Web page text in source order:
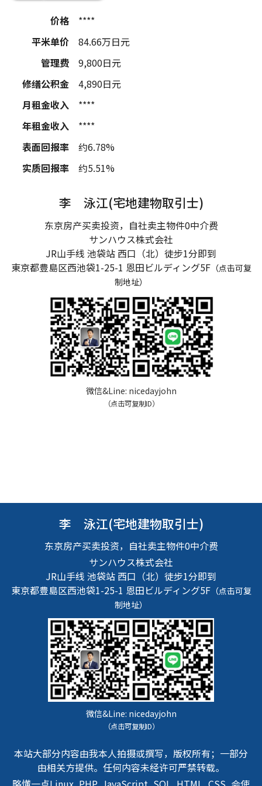
价格
****
平米单价
84.66万日元
管理费
9,800日元
修缮公积金
4,890日元
月租金收入
****
年租金收入
****
表面回报率
约6.78%
实质回报率
约5.51%
李 泳江(宅地建物取引士)
东京房产买卖投资，自社卖主物件0中介费
サンハウス株式会社
JR山手线 池袋站 西口（北）徒步1分即到
東京都豊島区西池袋1-25-1 恩田ビルディング5F（点击可复
制地址）
微信&Line: nicedayjohn
（点击可复制ID）
李 泳江(宅地建物取引士)
东京房产买卖投资，自社卖主物件0中介费
サンハウス株式会社
JR山手线 池袋站 西口（北）徒步1分即到
東京都豊島区西池袋1-25-1 恩田ビルディング5F（点击可复
制地址）
微信&Line: nicedayjohn
（点击可复制ID）
本站大部分内容由我本人拍摄或撰写，版权所有；一部分
由相关方提供。任何内容未经许可严禁转载。